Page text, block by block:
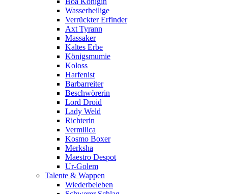
Wasserheilige
Verrückter Erfinder
Axt Tyrann
Massaker
Kaltes Erbe
Königsmumie
Koloss
Harfenist
Barbarreiter
Beschwörerin
Lord Droid
Lady Weld
Richterin
Vermilica
Kosmo Boxer
Merksha
Maestro Despot
Ur-Golem
Talente & Wappen
Wiederbeleben